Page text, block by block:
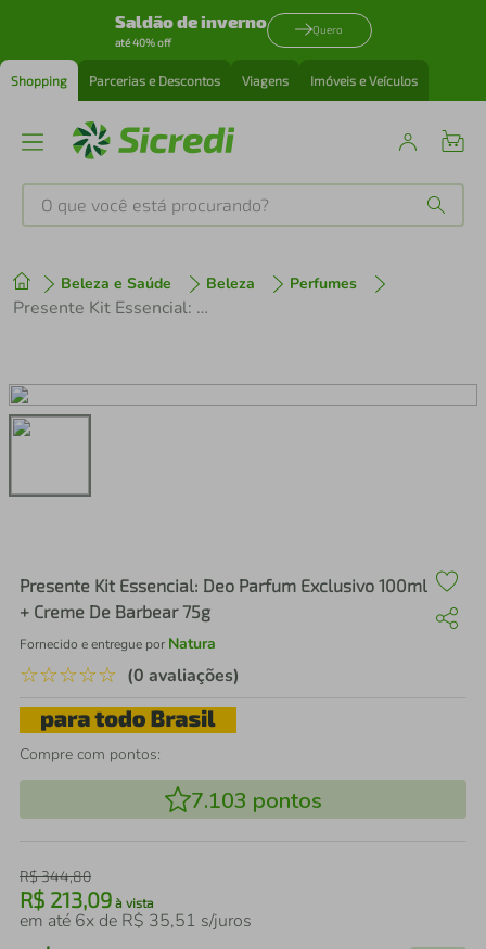
Saldão de inverno
até 40% off
Quero
Shopping Parcerias e Descontos Viagens Imóveis e Veículos
O que você está procurando?
Beleza e Saúde Beleza Perfumes
Presente Kit Essencial: Deo Parfum Exclusivo 100ml + Creme De Barbear 75g
Presente Kit Essencial: Deo Parfum Exclusivo 100ml
+ Creme De Barbear 75g
Fornecido e entregue por Natura
☆☆☆☆☆ (0 avaliações)
Compre com pontos:
7.103 pontos
R$344,80
R$ 213,09 à vista
em até 6x de R$ 35,51 s/juros
1º tenis